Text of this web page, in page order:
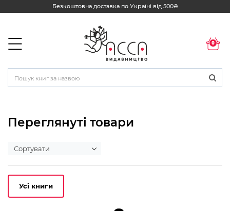
Безкоштовна доставка по Україні від 500₴
0
Переглянуті товари
Усі книги